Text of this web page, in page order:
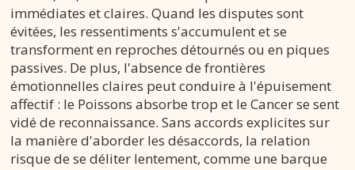
immédiates et claires. Quand les disputes sont
évitées, les ressentiments s'accumulent et se
transforment en reproches détournés ou en piques
passives. De plus, l'absence de frontières
émotionnelles claires peut conduire à l'épuisement
affectif : le Poissons absorbe trop et le Cancer se sent
vidé de reconnaissance. Sans accords explicites sur
la manière d'aborder les désaccords, la relation
risque de se déliter lentement, comme une barque